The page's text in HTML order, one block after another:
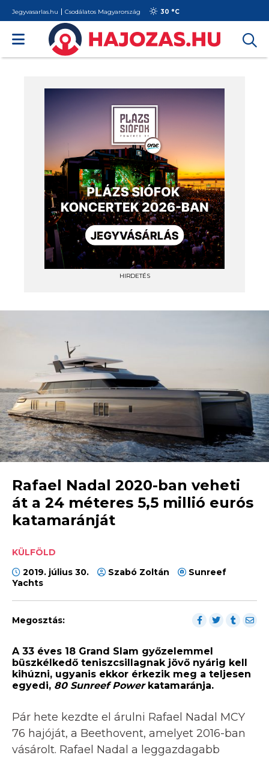
Jegyvasarlas.hu Csodálatos Magyarország 30 °C
HIRDETÉS
Rafael Nadal 2020-ban veheti
át a 24 méteres 5,5 millió eurós
katamaránját
KÜLFÖLD
2019. július 30.
Szabó Zoltán
Sunreef
Yachts
Megosztás:
A 33 éves 18 Grand Slam győzelemmel
büszkélkedő teniszcsillagnak jövő nyárig kell
kihúzni, ugyanis ekkor érkezik meg a teljesen
egyedi, 80 Sunreef Powerkatamaránja.
Pár hete kezdte el árulni Rafael Nadal MCY
76 hajóját, a Beethovent, amelyet 2016-ban
vásárolt. Rafael Nadal a leggazdagabb